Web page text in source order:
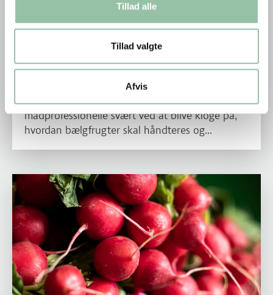
Tillad alle
Tillad valgte
Afvis
En fremtid med bælgfrugter
Vi skal spise flere bælgfrugter i fremtiden, men
statistisk set har både forbrugere og
madprofessionelle svært ved at blive kloge på,
hvordan bælgfrugter skal håndteres og
fagfolk og forbrugere, at det er nemmere end
man tror at lave mad med bælgfrugter.
Læs mere om Hvad smager dine grøntsager af?